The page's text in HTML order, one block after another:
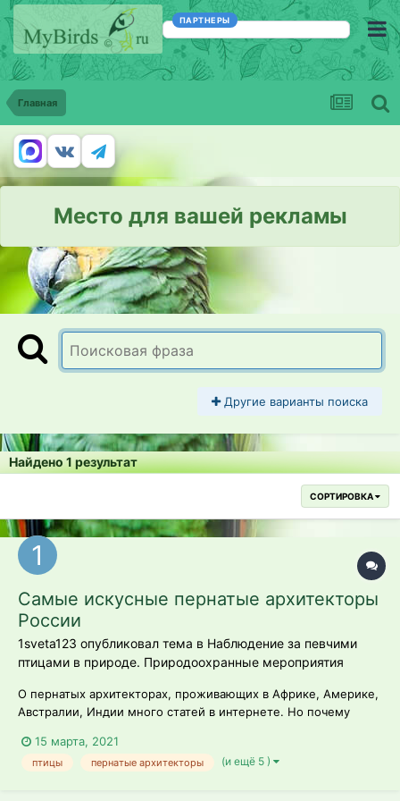
ПАРТНЕРЫ
Главная
Место для вашей рекламы
Другие варианты поиска
Найдено 1 результат
СОРТИРОВКА
Самые искусные пернатые архитекторы
России
1sveta123 опубликовал тема в Наблюдение за певчими
птицами в природе. Природоохранные мероприятия
О пернатых архитекторах, проживающих в Африке, Америке,
Австралии, Индии много статей в интернете. Но почему
решили исправить эту ситуацию и сделали подборку самых
интересных отечественных пернатых дизайнеров.
15 марта, 2021
птицы пернатые архитекторы (и ещё 5 )